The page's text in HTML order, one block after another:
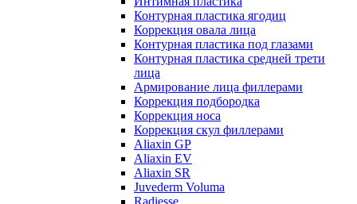
Контурная пластика ягодиц
Коррекция овала лица
Контурная пластика под глазами
Контурная пластика средней трети
лица
Армирование лица филлерами
Коррекция подбородка
Коррекция носа
Коррекция скул филлерами
Aliaxin GP
Aliaxin EV
Aliaxin SR
Juvederm Voluma
Radiesse